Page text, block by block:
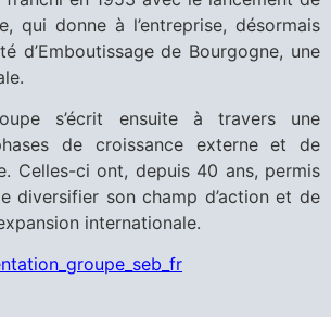
qui donne à l’entreprise, désormais
d’Emboutissage de Bourgogne, une
s’écrit ensuite à travers une
de croissance externe et de
Celles-ci ont, depuis 40 ans, permis
diversifier son champ d’action et de
internationale.